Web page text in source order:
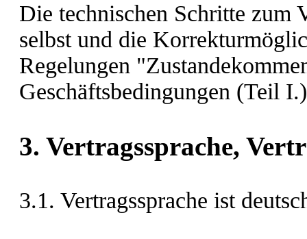
Die technischen Schritte zum
selbst und die
Regelungen
Geschäftsbedingungen (Teil
3. Vertragssprache,
3.1. Vertragssprache ist